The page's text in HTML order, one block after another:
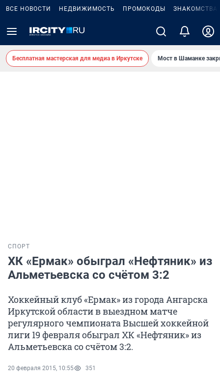
ВСЕ НОВОСТИ НЕДВИЖИМОСТЬ ПРОМОКОДЫ ЗНАКОМСТВА
Бесплатная мастерская для медиа в Иркутске Мост в Шаманке
СПОРТ
ХК «Ермак» обыграл «Нефтяник» из
Альметьевска со счётом 3:2
Хоккейный клуб «Ермак» из города Ангарска
Иркутской области в выездном матче
регулярного чемпионата Высшей хоккейной
лиги 19 февраля обыграл ХК «Нефтяник» из
Альметьевска со счётом 3:2.
20 февраля 2015, 10:55 351